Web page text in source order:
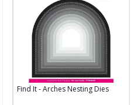
Blekk, maling & tusj
Embossing
Tags, papirposer & dekorering
Stanseverktøy & tilbehør
Rayher dies
Find It - Arches Nesting Dies